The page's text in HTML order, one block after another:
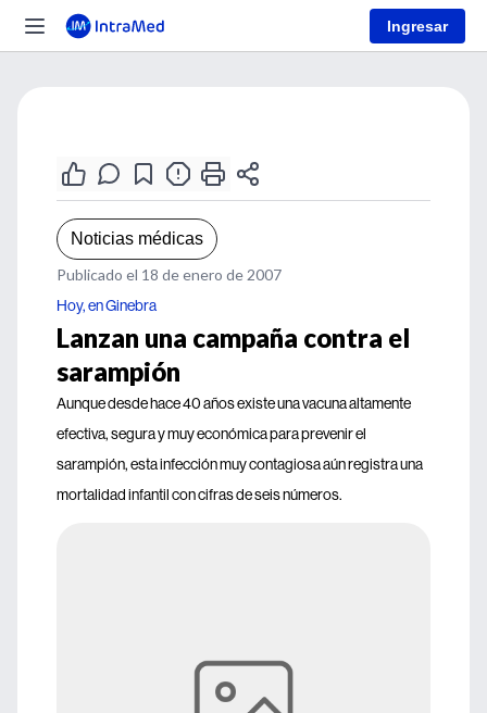
Ingresar
Noticias médicas
Publicado el 18 de enero de 2007
Hoy, en Ginebra
Lanzan una campaña contra el
sarampión
Aunque desde hace 40 años existe una vacuna altamente
efectiva, segura y muy económica para prevenir el
sarampión, esta infección muy contagiosa aún registra una
mortalidad infantil con cifras de seis números.